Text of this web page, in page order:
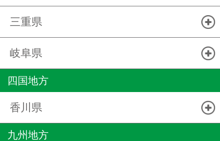
三重県
岐阜県
四国地方
香川県
九州地方